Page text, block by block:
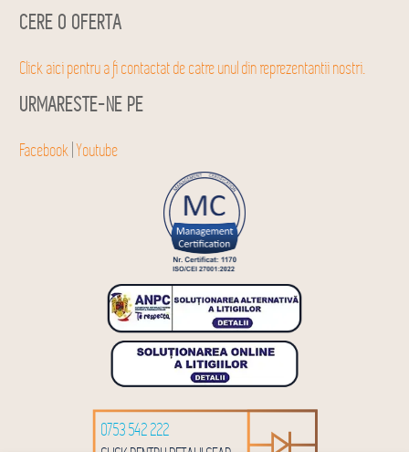
CERE O OFERTA
Click aici pentru a fi contactat de catre unul din reprezentantii nostri.
URMARESTE-NE PE
Facebook |Youtube
0753 542 222